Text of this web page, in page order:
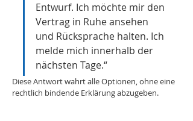
Entwurf. Ich möchte mir den
Vertrag in Ruhe ansehen
und Rücksprache halten. Ich
melde mich innerhalb der
nächsten Tage.“
Diese Antwort wahrt alle Optionen, ohne eine
rechtlich bindende Erklärung abzugeben.